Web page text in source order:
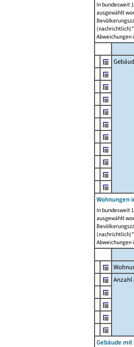
In bundesweit
ausgewählt
Abweichungen
Wohnungen
In bundesweit
ausgewählt
Abweichungen
Anzahl
Gebäude